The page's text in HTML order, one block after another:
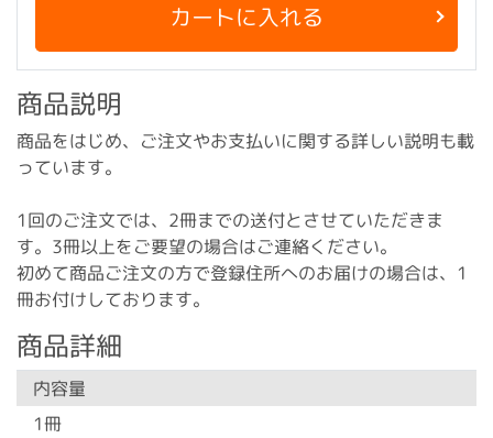
カートに入れる
商品説明
商品をはじめ、ご注文やお支払いに関する詳しい説明も載
っています。
1回のご注文では、2冊までの送付とさせていただきま
す。3冊以上をご要望の場合はご連絡ください。
初めて商品ご注文の方で登録住所へのお届けの場合は、1
冊お付けしております。
商品詳細
内容量
1冊